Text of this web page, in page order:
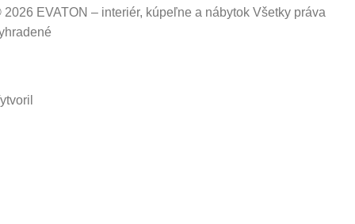
2026 EVATON – interiér, kúpeľne a nábytok Všetky práva